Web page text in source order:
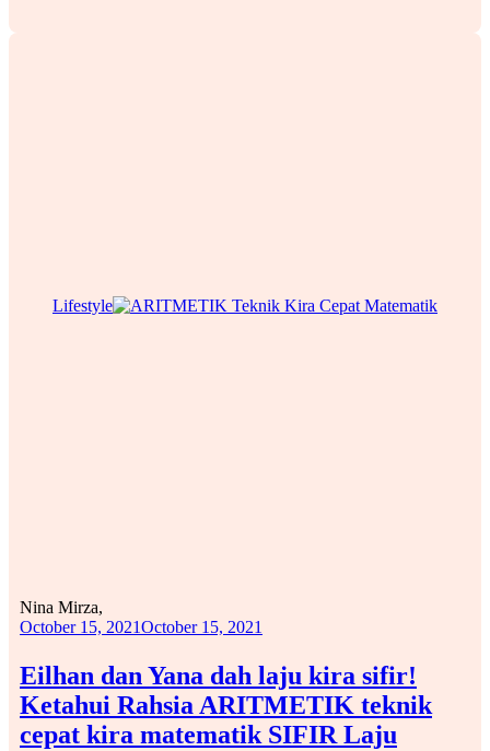
Lifestyle
Eilhan dan Yana dah laju kira sifir!
Ketahui Rahsia ARITMETIK teknik
cepat kira matematik SIFIR Laju
Nina Mirza,
October 15, 2021October 15, 2021